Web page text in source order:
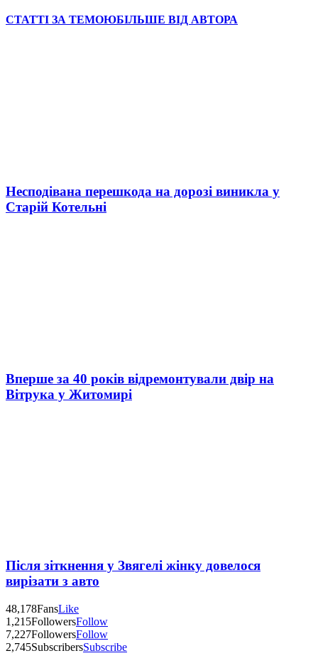
СТАТТІ ЗА ТЕМОЮБІЛЬШЕ ВІД АВТОРА
Несподівана перешкода на дорозі виникла у
Старій Котельні
Вперше за 40 років відремонтували двір на
Вітрука у Житомирі
Після зіткнення у Звягелі жінку довелося
вирізати з авто
48,178FansLike
1,215FollowersFollow
7,227FollowersFollow
2,745SubscribersSubscribe